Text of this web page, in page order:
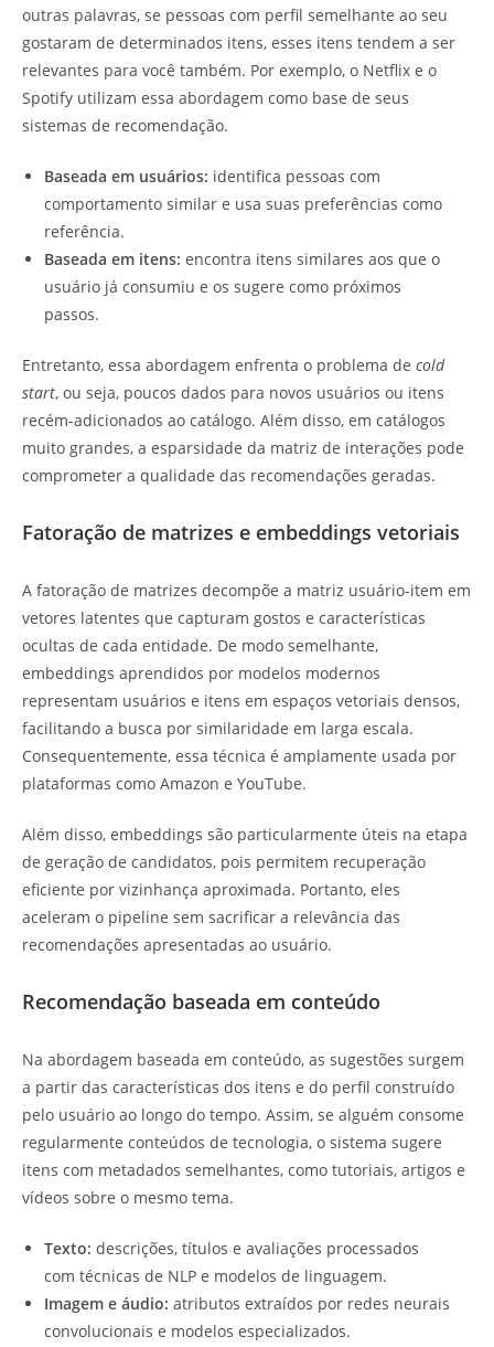
outras palavras, se pessoas com perfil semelhante ao seu
gostaram de determinados itens, esses itens tendem a ser
relevantes para você também. Por exemplo, o Netflix e o
Spotify utilizam essa abordagem como base de seus
sistemas de recomendação.
Baseada em usuários: identifica pessoas com
comportamento similar e usa suas preferências como
referência.
Baseada em itens: encontra itens similares aos que o
usuário já consumiu e os sugere como próximos
passos.
Entretanto, essa abordagem enfrenta o problema de cold
start, ou seja, poucos dados para novos usuários ou itens
recém-adicionados ao catálogo. Além disso, em catálogos
muito grandes, a esparsidade da matriz de interações pode
comprometer a qualidade das recomendações geradas.
Fatoração de matrizes e embeddings vetoriais
A fatoração de matrizes decompõe a matriz usuário-item em
vetores latentes que capturam gostos e características
ocultas de cada entidade. De modo semelhante,
embeddings aprendidos por modelos modernos
representam usuários e itens em espaços vetoriais densos,
facilitando a busca por similaridade em larga escala.
Consequentemente, essa técnica é amplamente usada por
plataformas como Amazon e YouTube.
Além disso, embeddings são particularmente úteis na etapa
de geração de candidatos, pois permitem recuperação
eficiente por vizinhança aproximada. Portanto, eles
aceleram o pipeline sem sacrificar a relevância das
recomendações apresentadas ao usuário.
Recomendação baseada em conteúdo
Na abordagem baseada em conteúdo, as sugestões surgem
a partir das características dos itens e do perfil construído
pelo usuário ao longo do tempo. Assim, se alguém consome
regularmente conteúdos de tecnologia, o sistema sugere
itens com metadados semelhantes, como tutoriais, artigos e
vídeos sobre o mesmo tema.
Texto: descrições, títulos e avaliações processados
com técnicas de NLP e modelos de linguagem.
Imagem e áudio: atributos extraídos por redes neurais
convolucionais e modelos especializados.